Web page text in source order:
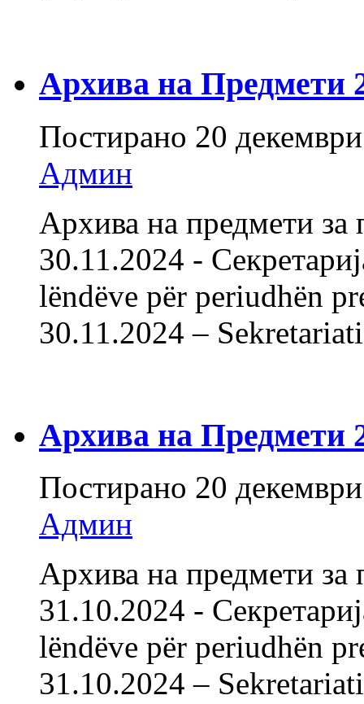
Архива на Предмети
Постирано 20
Админ
Архива на предмети
30.11.2024 -
lëndëve për periudhën
30.11.2024 –
Архива на Предмети
Постирано 20
Админ
Архива на предмети
31.10.2024 -
lëndëve për periudhën
31.10.2024 –